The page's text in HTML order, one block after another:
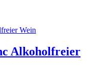
Alkoholfreier